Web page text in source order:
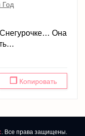
Год
Снегурочке… Она
❐ Копировать
. Все права защищены.